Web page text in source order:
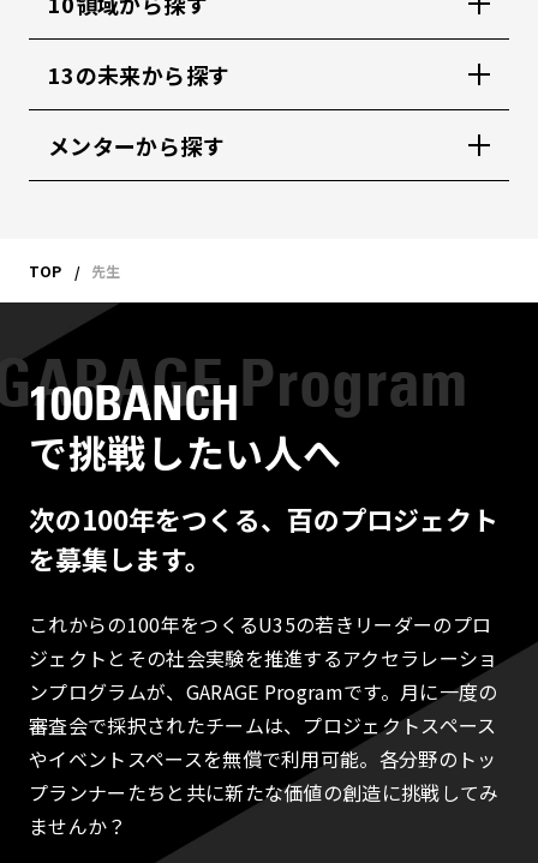
13の未来から探す
メンターから探す
TOP 先生
100BANCH
で挑戦したい人へ
次の100年をつくる、百のプロジェクト
を募集します。
これからの100年をつくるU35の若きリーダーのプロ
ジェクトとその社会実験を推進するアクセラレーショ
ンプログラムが、GARAGE Programです。月に一度の
審査会で採択されたチームは、プロジェクトスペース
やイベントスペースを無償で利用可能。各分野のトッ
プランナーたちと共に新たな価値の創造に挑戦してみ
ませんか？